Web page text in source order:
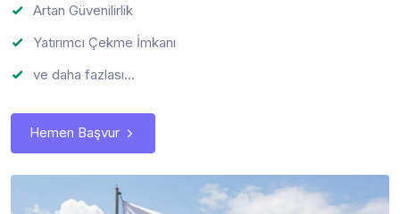
Artan Güvenilirlik
Yatırımcı Çekme İmkanı
ve daha fazlası...
Hemen Başvur